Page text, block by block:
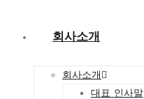
회사소개
회사소개
대표 인사말